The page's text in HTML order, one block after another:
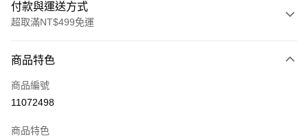
付款與運送方式
超取滿NT$499免運
信用卡一次付款
超商取貨付款
商品特色
商品編號
11072498
商品特色